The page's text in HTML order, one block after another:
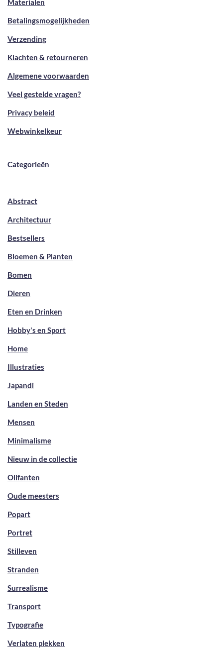
Materialen
Betalingsmogelijkheden
Verzending
Klachten & retourneren
Algemene voorwaarden
Veel gestelde vragen?
Privacy beleid
Webwinkelkeur
Categorieën
Abstract
Architectuur
Bestsellers
Bloemen & Planten
Bomen
Dieren
Eten en Drinken
Hobby's en Sport
Home
Illustraties
Japandi
Landen en Steden
Mensen
Minimalisme
Nieuw in de collectie
Olifanten
Oude meesters
Popart
Portret
Stilleven
Stranden
Surrealisme
Transport
Typografie
Verlaten plekken